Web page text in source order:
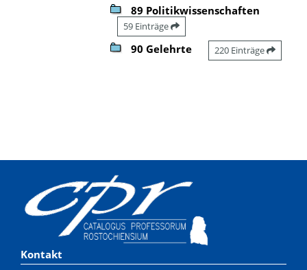
89 Politikwissenschaften
59 Einträge
90 Gelehrte 220 Einträge
Kontakt